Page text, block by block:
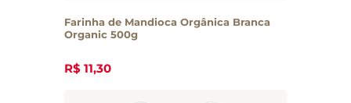
Farinha de Mandioca Orgânica Branca
Organic 500g
R$ 11,30